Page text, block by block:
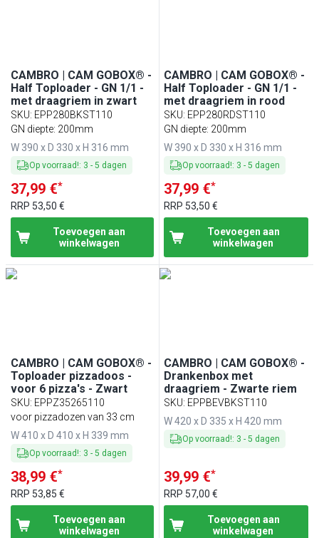
CAMBRO | CAM GOBOX® -
Half Toploader - GN 1/1 -
met draagriem in zwart
SKU: EPP280BKST110
GN diepte: 200mm
W 390 x D 330 x H 316 mm
Op voorraad!: 3 - 5 dagen
37,99 €*
RRP 53,50 €
Toevoegen aan
winkelwagen
CAMBRO | CAM GOBOX® -
Half Toploader - GN 1/1 -
met draagriem in rood
SKU: EPP280RDST110
GN diepte: 200mm
W 390 x D 330 x H 316 mm
Op voorraad!: 3 -5 dagen
37,99 €*
RRP 53,50 €
Toevoegen aan
winkelwagen
CAMBRO | CAM GOBOX® -
Toploader pizzadoos -
voor 6 pizza's - Zwart
SKU: EPPZ35265110
voor pizzadozen van 33 cm
W 410 x D 410 x H 339 mm
Op voorraad!: 3 - 5 dagen
38,99 €*
RRP 53,85 €
Toevoegen aan
winkelwagen
CAMBRO | CAM GOBOX® -
Drankenbox met
draagriem - Zwarte riem
SKU: EPPBEVBKST110
W 420 x D 335 x H 420 mm
Op voorraad!: 3 -5 dagen
39,99 €*
RRP 57,00 €
Toevoegen aan
winkelwagen